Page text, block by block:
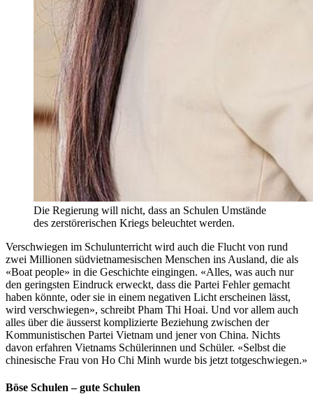
Die Regierung will nicht, dass an Schulen Umstände
des zerstörerischen Kriegs beleuchtet werden.
Verschwiegen im Schulunterricht wird auch die Flucht von rund
zwei Millionen südvietnamesischen Menschen ins Ausland, die als
«Boat people» in die Geschichte eingingen. «Alles, was auch nur
den geringsten Eindruck erweckt, dass die Partei Fehler gemacht
haben könnte, oder sie in einem negativen Licht erscheinen lässt,
wird verschwiegen», schreibt Pham Thi Hoai. Und vor allem auch
alles über die äusserst komplizierte Beziehung zwischen der
Kommunistischen Partei Vietnam und jener von China. Nichts
davon erfahren Vietnams Schülerinnen und Schüler. «Selbst die
chinesische Frau von Ho Chi Minh wurde bis jetzt totgeschwiegen.»
Böse Schulen – gute Schulen